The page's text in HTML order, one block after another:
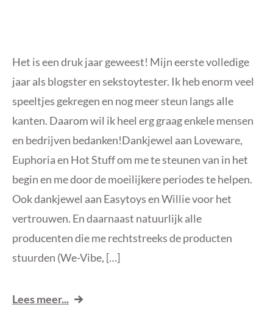
Het is een druk jaar geweest! Mijn eerste volledige
jaar als blogster en sekstoytester. Ik heb enorm veel
speeltjes gekregen en nog meer steun langs alle
kanten. Daarom wil ik heel erg graag enkele mensen
en bedrijven bedanken!Dankjewel aan Loveware,
Euphoria en Hot Stuff om me te steunen van in het
begin en me door de moeilijkere periodes te helpen.
Ook dankjewel aan Easytoys en Willie voor het
vertrouwen. En daarnaast natuurlijk alle
producenten die me rechtstreeks de producten
stuurden (We-Vibe, […]
Lees meer...